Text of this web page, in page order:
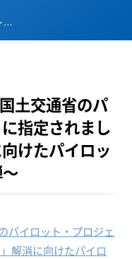
…
土交通省のパ
指定されまし
けたパイロッ
パイロット・プロジェ
解消に向けたパイロ